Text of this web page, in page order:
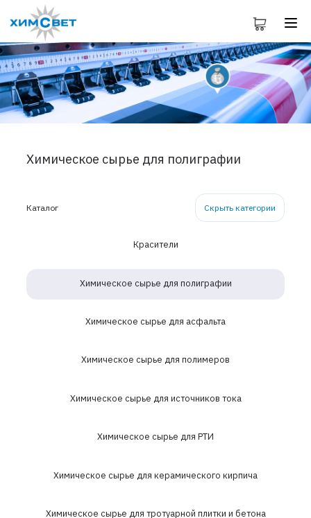
Химическое сырье для полиграфии
Каталог Скрыть категории
Красители
Химическое сырье для полиграфии
Химическое сырье для асфальта
Химическое сырье для полимеров
Химическое сырье для источников тока
Химическое сырье для РТИ
Химическое сырье для керамического кирпича
Химическое сырье для тротуарной плитки и бетона